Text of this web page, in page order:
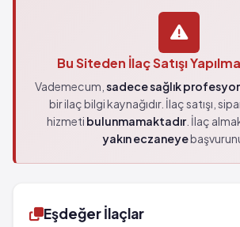
Bu Siteden İlaç Satışı
Vademecum, sadece sağlık
bir ilaç bilgi kaynağıdır. İlaç satışı,
hizmeti bulunmamaktadır. İlaç
yakın eczaneye
Eşdeğer İlaçlar